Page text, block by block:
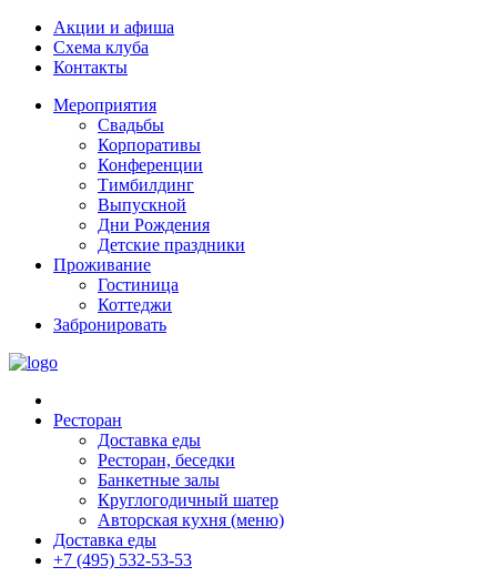
Акции и афиша
Схема клуба
Контакты
Мероприятия
Свадьбы
Корпоративы
Конференции
Тимбилдинг
Выпускной
Дни Рождения
Детские праздники
Проживание
Гостиница
Коттеджи
Забронировать
Ресторан
Доставка еды
Ресторан, беседки
Банкетные залы
Круглогодичный шатер
Авторская кухня (меню)
Доставка еды
+7 (495) 532-53-53